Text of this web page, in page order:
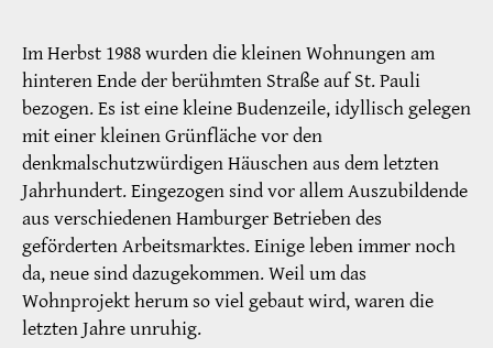
Im Herbst 1988 wurden die kleinen Wohnungen am
hinteren Ende der berühmten Straße auf St. Pauli
bezogen. Es ist eine kleine Budenzeile, idyllisch gelegen
mit einer kleinen Grünfläche vor den
denkmalschutzwürdigen Häuschen aus dem letzten
Jahrhundert. Eingezogen sind vor allem Auszubildende
aus verschiedenen Hamburger Betrieben des
geförderten Arbeitsmarktes. Einige leben immer noch
da, neue sind dazugekommen. Weil um das
Wohnprojekt herum so viel gebaut wird, waren die
letzten Jahre unruhig.